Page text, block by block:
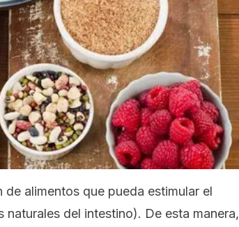
alimentos que pueda estimular el
del intestino). De esta manera,